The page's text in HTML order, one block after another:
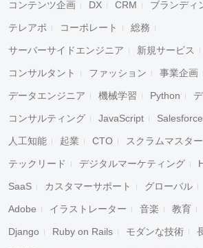
コンテンツ企画 DX CRM ブランディ
テレアポ コーポレート 総務
サーバーサイドエンジニア 新規サービス
コンサルタント ファッション 事業企画
データエンジニア 機械学習 Python
コンサルティング JavaScript Salesforce
人工知能 起業 CTO スクラムマスター
テックリード デジタルマーケティング
SaaS カスタマーサポート グローバル
Adobe イラストレーター 音楽 教育
Django Ruby on Rails モダンな技術